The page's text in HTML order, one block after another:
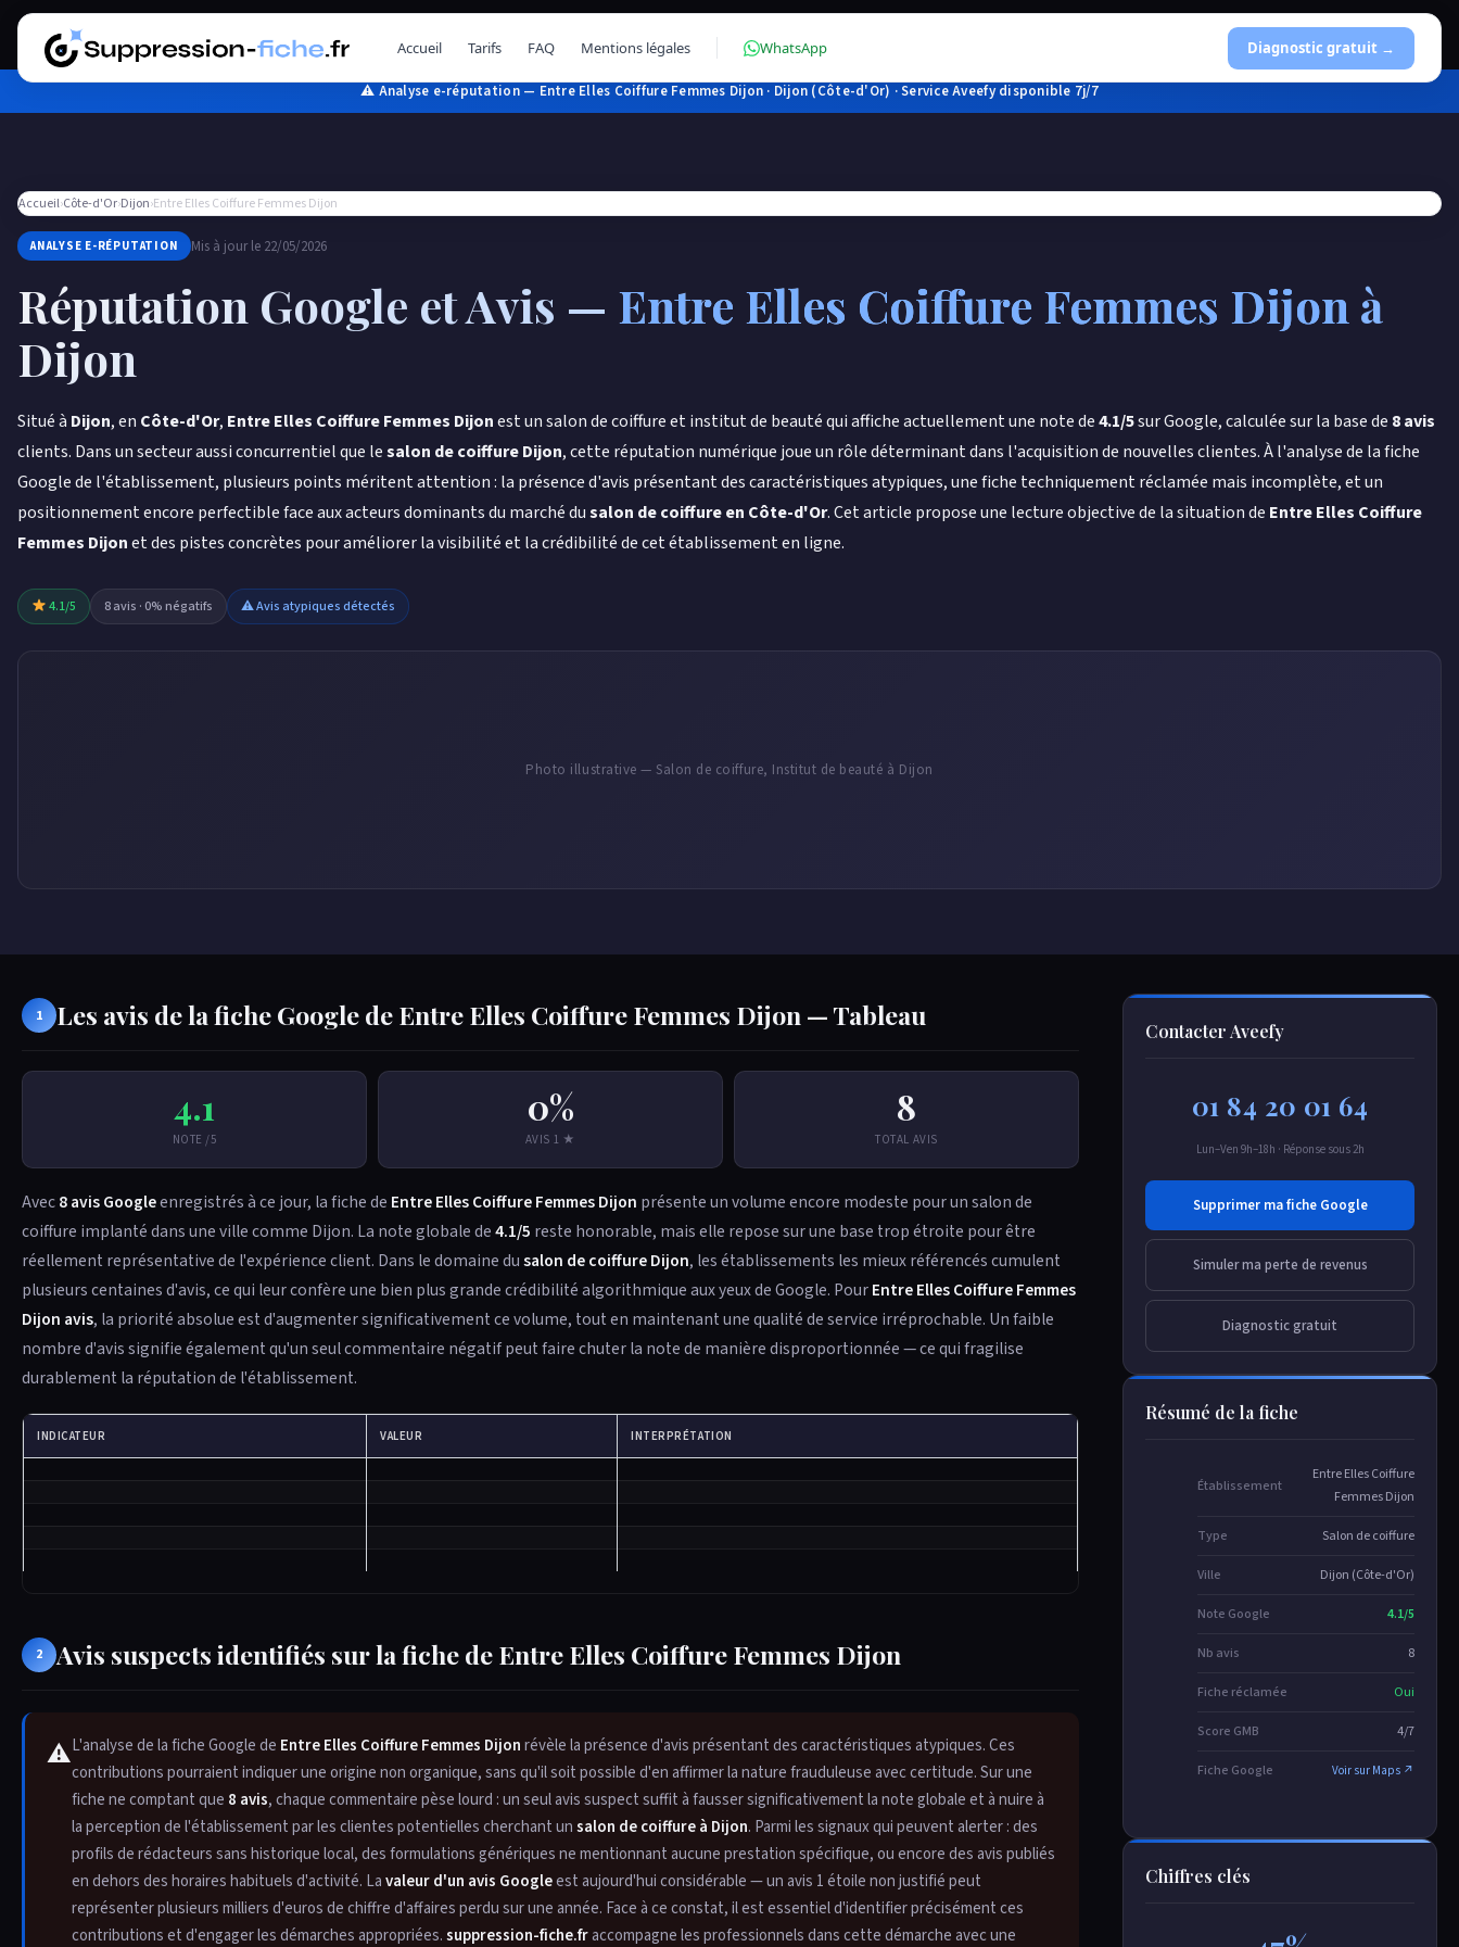
Accueil Tarifs FAQ Mentions légales WhatsApp Diagnostic gratuit →
Aller
contenu
⚠ Analyse e-réputation — Entre Elles Coiffure Femmes Dijon · Dijon (Côte-d'Or) · Service Aveefy disponible 7j/7
Accueil›Côte-d'Or›Dijon›Entre Elles Coiffure Femmes Dijon
ANALYSE E-RÉPUTATION Mis à jour le 22/05/2026
Réputation Google et Avis — Entre Elles Coiffure Femmes Dijon à
Dijon
Situé à Dijon, en Côte-d'Or, Entre Elles Coiffure Femmes Dijonest un salon de coiffure et institut de beauté qui affiche actuellement une note de4.1/5sur Google, calculée sur la base de 8 avis
clients. Dans un secteur aussi concurrentiel que lesalon de coiffure Dijon, cette réputation numérique joue un rôle déterminant dans l'acquisition de nouvelles clientes. À l'analyse de la fiche
Google de l'établissement, plusieurs points méritent attention : la présence d'avis présentant des caractéristiques atypiques, une fiche techniquement réclamée mais incomplète, et un
positionnement encore perfectible face aux acteurs dominants du marché dusalon de coiffure en Côte-d'Or. Cet article propose une lecture objective de la situation de Entre Elles Coiffure
Femmes Dijonet des pistes concrètes pour améliorer la visibilité et la crédibilité de cet établissement en ligne.
4.1/5 8 avis · 0% négatifs ⚠ Avis atypiques détectés
Photo illustrative — Salon de coiffure, Institut de beauté à Dijon
1 Les avis de la fiche Google de Entre Elles Coiffure Femmes Dijon — Tableau
4.1
NOTE /5
0%
AVIS 1 ★
8
TOTAL AVIS
Avec8 avis Googleenregistrés à ce jour, la fiche de Entre Elles Coiffure Femmes Dijon présente un volume encore modeste pour un salon de
coiffure implanté dans une ville comme Dijon. La note globale de4.1/5 reste honorable, mais elle repose sur une base trop étroite pour être
réellement représentative de l'expérience client. Dans le domaine dusalon de coiffure Dijon, les établissements les mieux référencés cumulent
plusieurs centaines d'avis, ce qui leur confère une bien plus grande crédibilité algorithmique aux yeux de Google. PourEntre Elles Coiffure Femmes
Dijon avis, la priorité absolue est d'augmenter significativement ce volume, tout en maintenant une qualité de service irréprochable. Un faible
nombre d'avis signifie également qu'un seul commentaire négatif peut faire chuter la note de manière disproportionnée — ce qui fragilise
durablement la réputation de l'établissement.
INDICATEUR VALEUR INTERPRÉTATION
2 Avis suspects identifiés sur la fiche de Entre Elles Coiffure Femmes Dijon
⚠L'analyse de la fiche Google de Entre Elles Coiffure Femmes Dijonrévèle la présence d'avis présentant des caractéristiques atypiques. Ces
contributions pourraient indiquer une origine non organique, sans qu'il soit possible d'en affirmer la nature frauduleuse avec certitude. Sur une
fiche ne comptant que 8 avis, chaque commentaire pèse lourd : un seul avis suspect suffit à fausser significativement la note globale et à nuire à
la perception de l'établissement par les clientes potentielles cherchant unsalon de coiffure à Dijon. Parmi les signaux qui peuvent alerter : des
profils de rédacteurs sans historique local, des formulations génériques ne mentionnant aucune prestation spécifique, ou encore des avis publiés
en dehors des horaires habituels d'activité. Lavaleur d'un avis Googleest aujourd'hui considérable — un avis 1 étoile non justifié peut
représenter plusieurs milliers d'euros de chiffre d'affaires perdu sur une année. Face à ce constat, il est essentiel d'identifier précisément ces
contributions et d'engager les démarches appropriées.suppression-fiche.fraccompagne les professionnels dans cette démarche avec une
Contacter Aveefy
01 84 20 01 64
Lun–Ven 9h–18h · Réponse sous 2h
Supprimer ma fiche Google
Simuler ma perte de revenus
Diagnostic gratuit
Résumé de la fiche
Établissement
Entre Elles Coiffure
Femmes Dijon
Type Salon de coiffure
Ville Dijon (Côte-d'Or)
Note Google 4.1/5
Nb avis 8
Fiche réclamée Oui
Score GMB 4/7
Fiche Google Voir sur Maps ↗
Chiffres clés